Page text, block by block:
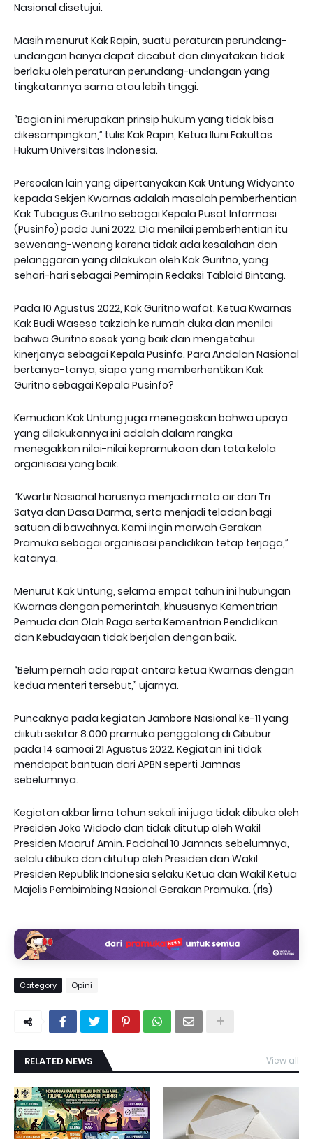
Nasional disetujui.
Masih menurut Kak Rapin, suatu peraturan perundang-
undangan hanya dapat dicabut dan dinyatakan tidak
berlaku oleh peraturan perundang-undangan yang
tingkatannya sama atau lebih tinggi.
“Bagian ini merupakan prinsip hukum yang tidak bisa
dikesampingkan,” tulis Kak Rapin, Ketua Iluni Fakultas
Hukum Universitas Indonesia.
Persoalan lain yang dipertanyakan Kak Untung Widyanto
kepada Sekjen Kwarnas adalah masalah pemberhentian
Kak Tubagus Guritno sebagai Kepala Pusat Informasi
(Pusinfo) pada Juni 2022. Dia menilai pemberhentian itu
sewenang-wenang karena tidak ada kesalahan dan
pelanggaran yang dilakukan oleh Kak Guritno, yang
sehari-hari sebagai Pemimpin Redaksi Tabloid Bintang.
Pada 10 Agustus 2022, Kak Guritno wafat. Ketua Kwarnas
Kak Budi Waseso takziah ke rumah duka dan menilai
bahwa Guritno sosok yang baik dan mengetahui
kinerjanya sebagai Kepala Pusinfo. Para Andalan Nasional
bertanya-tanya, siapa yang memberhentikan Kak
Guritno sebagai Kepala Pusinfo?
Kemudian Kak Untung juga menegaskan bahwa upaya
yang dilakukannya ini adalah dalam rangka
menegakkan nilai-nilai kepramukaan dan tata kelola
organisasi yang baik.
“Kwartir Nasional harusnya menjadi mata air dari Tri
Satya dan Dasa Darma, serta menjadi teladan bagi
satuan di bawahnya. Kami ingin marwah Gerakan
Pramuka sebagai organisasi pendidikan tetap terjaga,”
katanya.
Menurut Kak Untung, selama empat tahun ini hubungan
Kwarnas dengan pemerintah, khususnya Kementrian
Pemuda dan Olah Raga serta Kementrian Pendidikan
dan Kebudayaan tidak berjalan dengan baik.
“Belum pernah ada rapat antara ketua Kwarnas dengan
kedua menteri tersebut,” ujarnya.
Puncaknya pada kegiatan Jambore Nasional ke-11 yang
diikuti sekitar 8.000 pramuka penggalang di Cibubur
pada 14 samoai 21 Agustus 2022. Kegiatan ini tidak
mendapat bantuan dari APBN seperti Jamnas
sebelumnya.
Kegiatan akbar lima tahun sekali ini juga tidak dibuka oleh
Presiden Joko Widodo dan tidak ditutup oleh Wakil
Presiden Maaruf Amin. Padahal 10 Jamnas sebelumnya,
selalu dibuka dan ditutup oleh Presiden dan Wakil
Presiden Republik Indonesia selaku Ketua dan Wakil Ketua
Majelis Pembimbing Nasional Gerakan Pramuka. (rls)
Category Opini
RELATED NEWS View all